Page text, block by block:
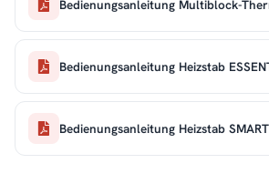
Bedienungsanleitung Multiblock-
Bedienungsanleitung Heizstab
Bedienungsanleitung Heizstab SMART